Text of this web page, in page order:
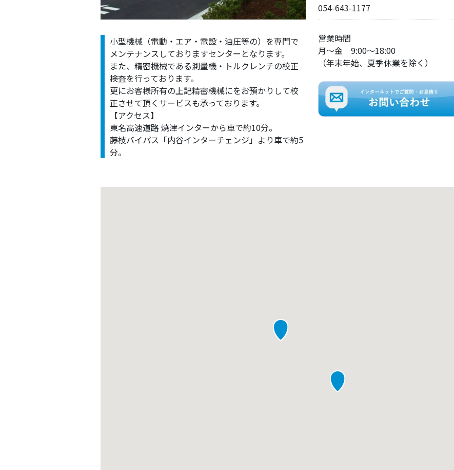
小型機械（電動・エア・電設・油圧等の）を専門で
メンテナンスしておりますセンターとなります。
また、精密機械である測量機・トルクレンチの校正
検査を行っております。
更にお客様所有の上記精密機械にをお預かりして校
正させて頂くサービスも承っております。
【アクセス】
東名高速道路 焼津インターから車で約10分。
藤枝バイパス「内谷インターチェンジ」より車で約5
分。
054-643-1177
営業時間
月～金 9:00～18:00
（年末年始、夏季休業を除く）